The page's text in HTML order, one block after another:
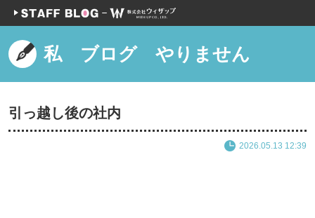
私 ブログ やりません
引っ越し後の社内
2026.05.13 12:39